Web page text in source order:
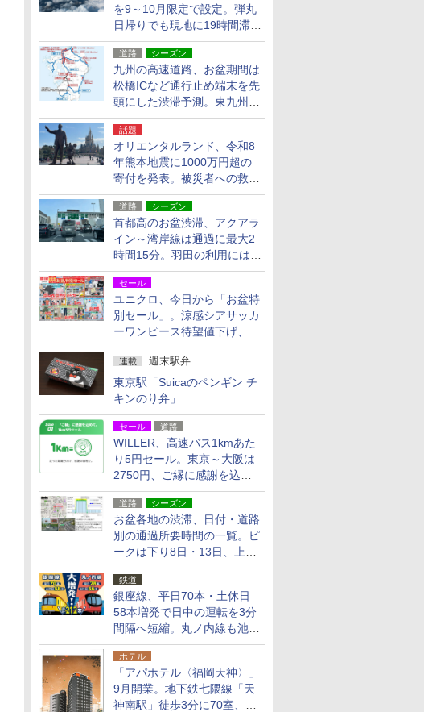
を9～10月限定で設定。弾丸
日帰りでも現地に19時間滞在
できる
道路 シーズン
九州の高速道路、お盆期間は
松橋ICなど通行止め端末を先
頭にした渋滞予測。東九州道
への迂回は料金調整を実施
話題
オリエンタルランド、令和8
年熊本地震に1000万円超の
寄付を発表。被災者への救援
活動・復旧支援
道路 シーズン
首都高のお盆渋滞、アクアラ
イン～湾岸線は通過に最大2
時間15分。羽田の利用には
「空港西出口」の利用検討を
セール
ユニクロ、今日から「お盆特
別セール」。涼感シアサッカ
ーワンピース待望値下げ、撥
水ギアショーツは1990円に
連載 週末駅弁
東京駅「Suicaのペンギン チ
キンのり弁」
セール 道路
WILLER、高速バス1kmあた
り5円セール。東京～大阪は
2750円、ご縁に感謝を込め
た20周年記念キャンペーン
道路 シーズン
お盆各地の渋滞、日付・道路
別の通過所要時間の一覧。ピ
ークは下り8日・13日、上り
14日・15日
鉄道
銀座線、平日70本・土休日
58本増発で日中の運転を3分
間隔へ短縮。丸ノ内線も池袋
～中野坂上を4分間隔に
ホテル
「アパホテル〈福岡天神〉」
9月開業。地下鉄七隈線「天
神南駅」徒歩3分に70室、エ